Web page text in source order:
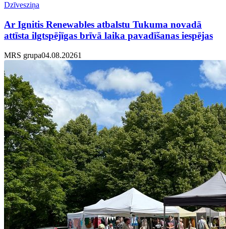
Dzīvesziņa
Ar Ignitis Renewables atbalstu Tukuma novadā
attīsta ilgtspējīgas brīvā laika pavadīšanas iespējas
MRS grupa04.08.20261